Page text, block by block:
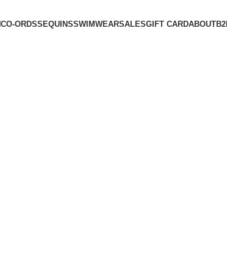
CO-ORDSSEQUINSSWIMWEARSALESGIFT CARDABOUT